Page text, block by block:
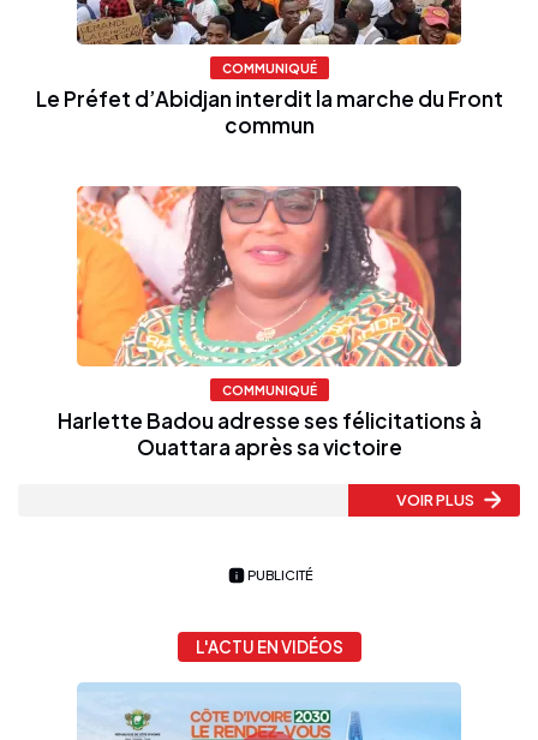
COMMUNIQUÉ
Le Préfet d’Abidjan interdit la marche du Front
commun
COMMUNIQUÉ
Harlette Badou adresse ses félicitations à
Ouattara après sa victoire
VOIR PLUS
PUBLICITÉ
L'ACTU EN VIDÉOS